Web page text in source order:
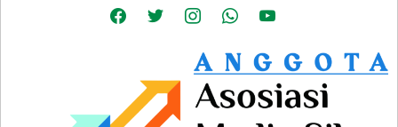
facebooktwitter instagramwhatsappyoutube